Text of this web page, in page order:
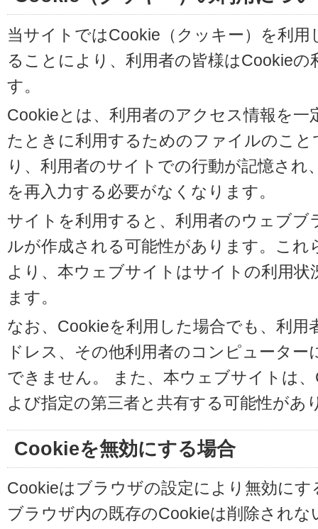
当サイトではCookie（クッキー）を利
ることにより、利用者の皆様はCookie
す。
Cookieとは、利用者のアクセス情報を
たときに利用するためのファイルのこ
り、利用者のサイトでの行動が記憶さ
を再入力する必要がなくなります。
サイトを利用すると、利用者のウェブ
ルが作成される可能性があります。こ
より、本ウェブサイトはサイトの利用
ます。
なお、Cookieを利用した場合でも、利用
ドレス、その他利用者のコンピュータ
できません。 また、本ウェブサイトは
よび指定の第三者と共有する可能性があ
Cookieを無効にする場合
Cookieはブラウザの設定により無効に
ブラウザ内の既存のCookieは削除され